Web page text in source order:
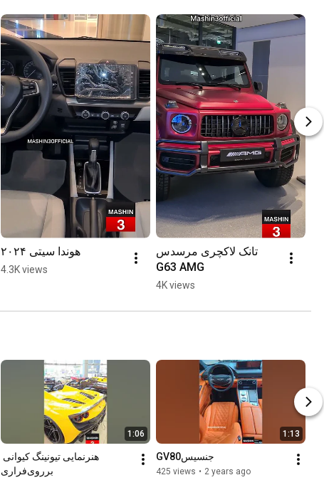
هوندا سیتی ۲۰۲۴
4.3K views
تانک لاکچری مرسدس
G63 AMG
4K views
1:06
بر‌روی‌فراری
1:13
جنسیسGV80
425 views • 2 years ago